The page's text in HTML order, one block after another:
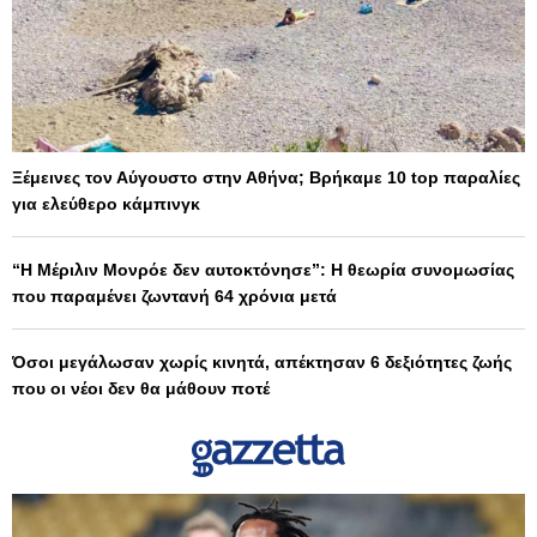
Ξέμεινες τον Αύγουστο στην Αθήνα; Βρήκαμε 10 top παραλίες
για ελεύθερο κάμπινγκ
“Η Μέριλιν Μονρόε δεν αυτοκτόνησε”: Η θεωρία συνομωσίας
που παραμένει ζωντανή 64 χρόνια μετά
Όσοι μεγάλωσαν χωρίς κινητά, απέκτησαν 6 δεξιότητες ζωής
που οι νέοι δεν θα μάθουν ποτέ